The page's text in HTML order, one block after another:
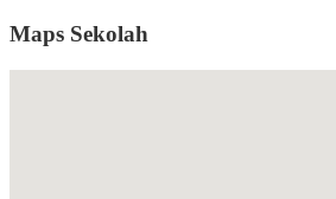
Maps Sekolah